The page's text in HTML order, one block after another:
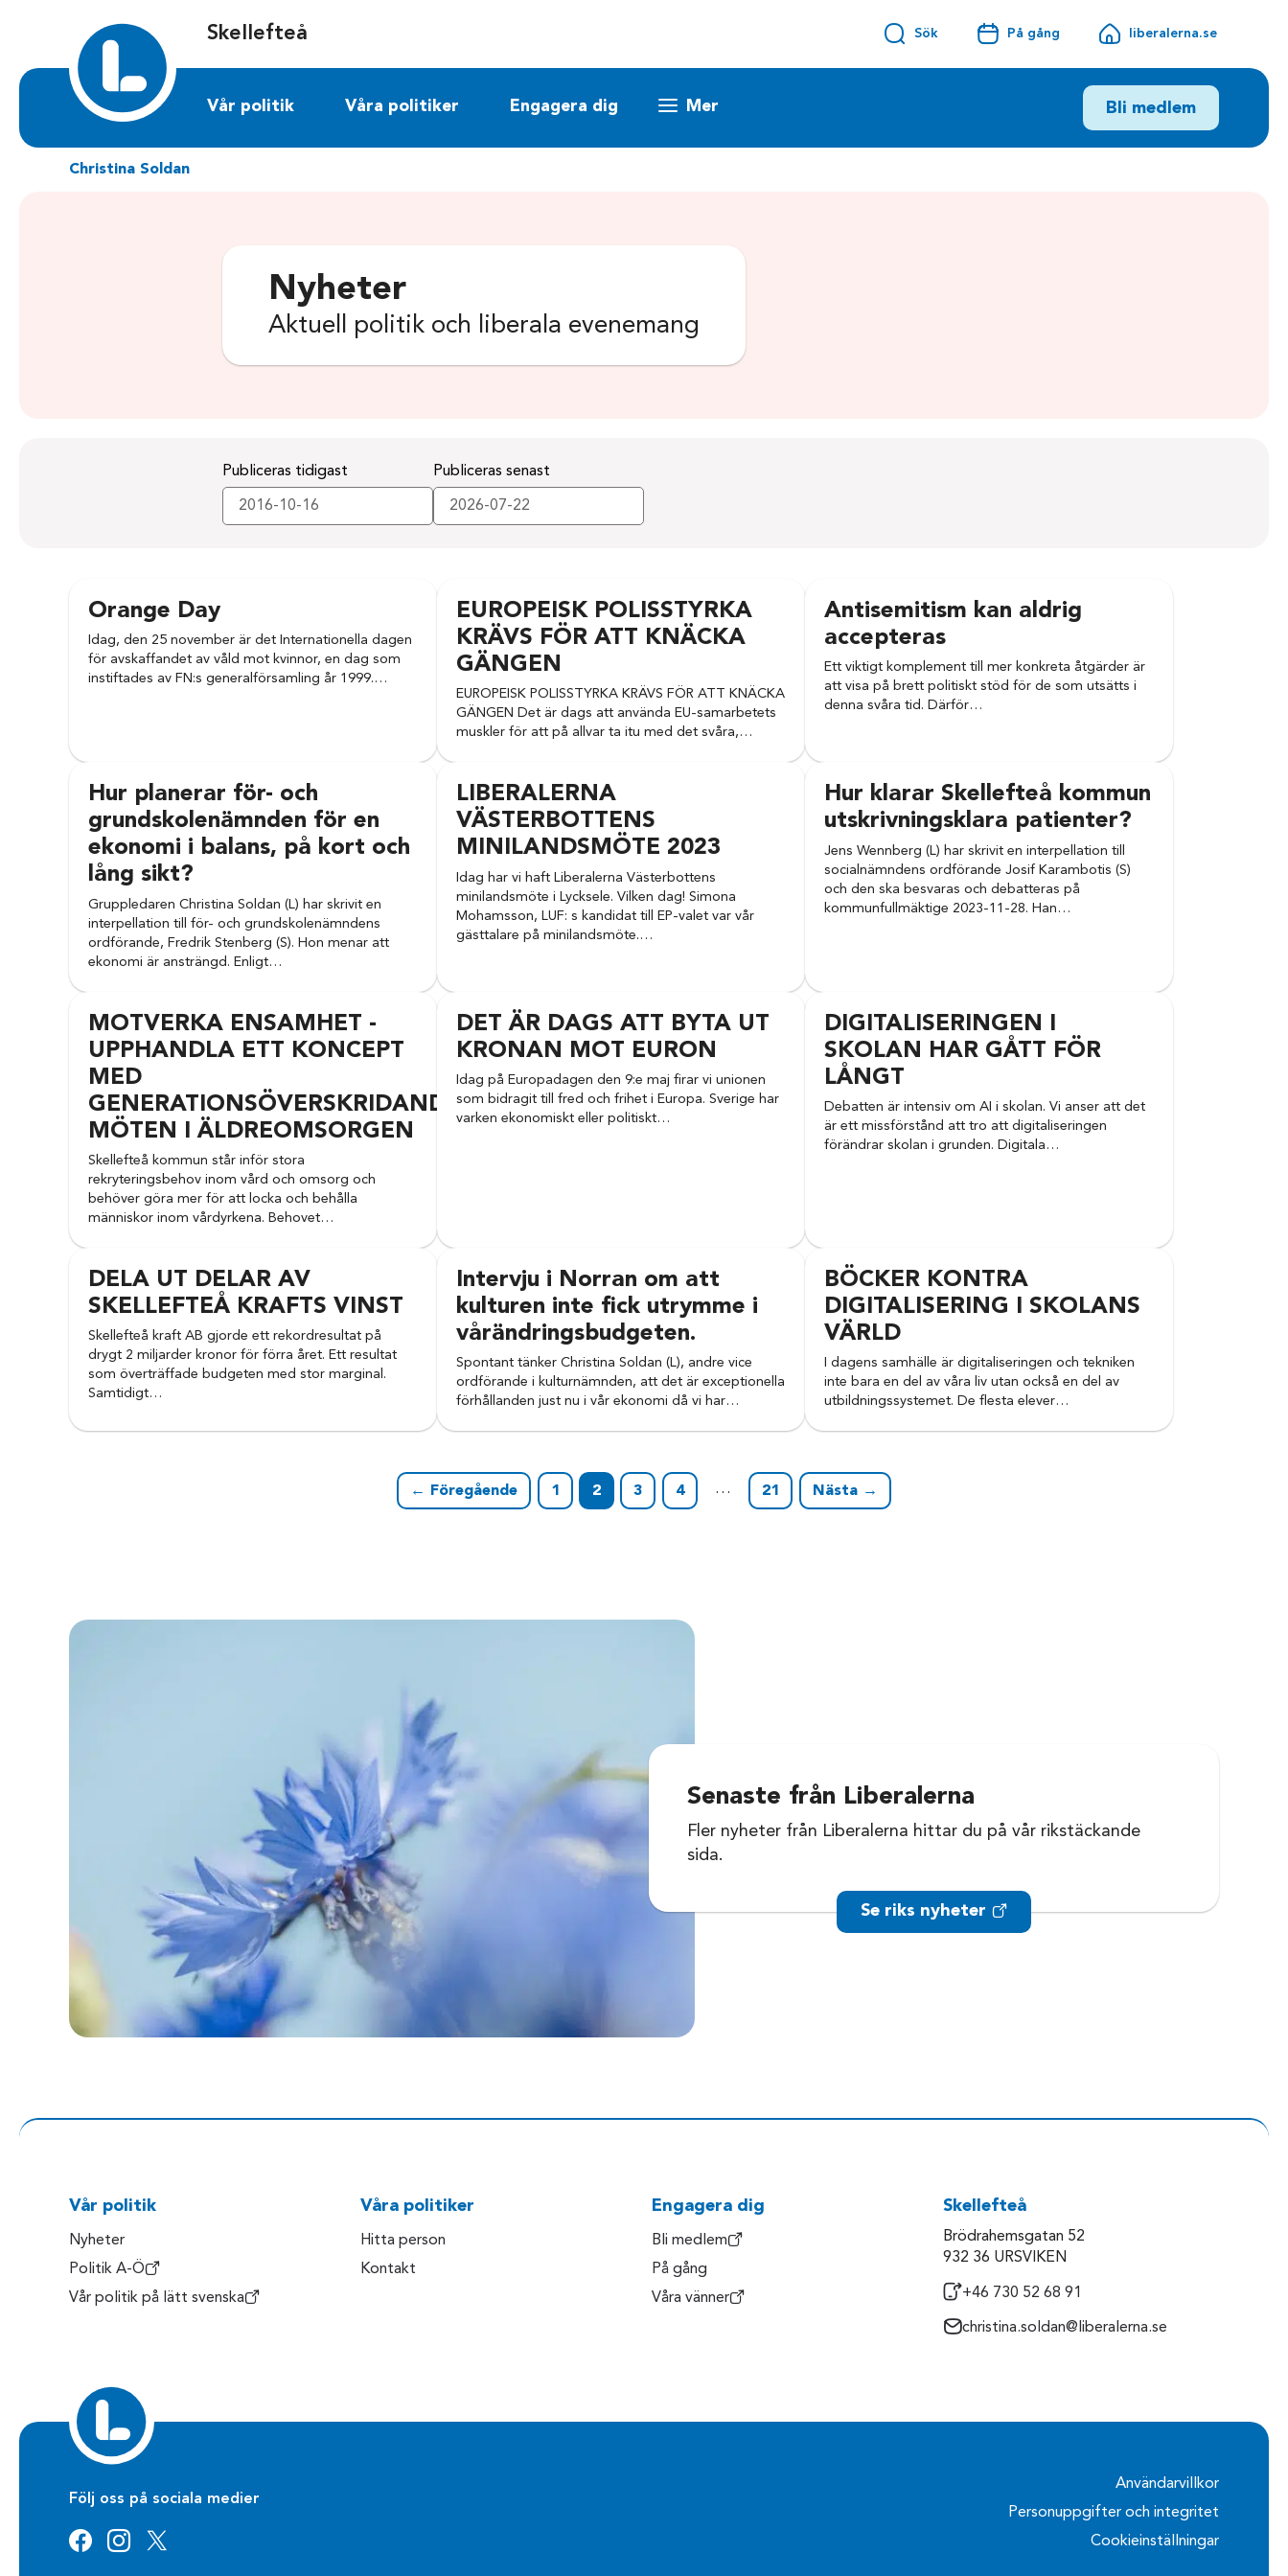
Skellefteå Sök På gång liberalerna.se
Vår politik Våra politiker Engagera dig Mer Bli medlem
Christina Soldan
Nyheter
Aktuell politik och liberala evenemang
Publiceras tidigast Publiceras senast
Orange Day
Idag, den 25 november är det Internationella dagen
för avskaffandet av våld mot kvinnor, en dag som
instiftades av FN:s generalförsamling år 1999.…
EUROPEISK POLISSTYRKA
KRÄVS FÖR ATT KNÄCKA
GÄNGEN
EUROPEISK POLISSTYRKA KRÄVS FÖR ATT KNÄCKA
GÄNGEN Det är dags att använda EU-samarbetets
muskler för att på allvar ta itu med det svåra,…
Antisemitism kan aldrig
accepteras
Ett viktigt komplement till mer konkreta åtgärder är
att visa på brett politiskt stöd för de som utsätts i
denna svåra tid. Därför…
Hur planerar för- och
grundskolenämnden för en
ekonomi i balans, på kort och
lång sikt?
Gruppledaren Christina Soldan (L) har skrivit en
interpellation till för- och grundskolenämndens
ordförande, Fredrik Stenberg (S). Hon menar att
ekonomi är ansträngd. Enligt…
LIBERALERNA
VÄSTERBOTTENS
MINILANDSMÖTE 2023
Idag har vi haft Liberalerna Västerbottens
minilandsmöte i Lycksele. Vilken dag! Simona
Mohamsson, LUF: s kandidat till EP-valet var vår
gästtalare på minilandsmöte.…
Hur klarar Skellefteå kommun
utskrivningsklara patienter?
Jens Wennberg (L) har skrivit en interpellation till
socialnämndens ordförande Josif Karambotis (S)
och den ska besvaras och debatteras på
kommunfullmäktige 2023-11-28. Han…
MOTVERKA ENSAMHET -
UPPHANDLA ETT KONCEPT
MED
GENERATIONSÖVERSKRIDANDE
MÖTEN I ÄLDREOMSORGEN
Skellefteå kommun står inför stora
rekryteringsbehov inom vård och omsorg och
behöver göra mer för att locka och behålla
människor inom vårdyrkena. Behovet…
DET ÄR DAGS ATT BYTA UT
KRONAN MOT EURON
Idag på Europadagen den 9:e maj firar vi unionen
som bidragit till fred och frihet i Europa. Sverige har
varken ekonomiskt eller politiskt…
DIGITALISERINGEN I
SKOLAN HAR GÅTT FÖR
LÅNGT
Debatten är intensiv om AI i skolan. Vi anser att det
är ett missförstånd att tro att digitaliseringen
förändrar skolan i grunden. Digitala…
DELA UT DELAR AV
SKELLEFTEÅ KRAFTS VINST
Skellefteå kraft AB gjorde ett rekordresultat på
drygt 2 miljarder kronor för förra året. Ett resultat
som överträffade budgeten med stor marginal.
Samtidigt…
Intervju i Norran om att
kulturen inte fick utrymme i
vårändringsbudgeten.
Spontant tänker Christina Soldan (L), andre vice
ordförande i kulturnämnden, att det är exceptionella
förhållanden just nu i vår ekonomi då vi har…
BÖCKER KONTRA
DIGITALISERING I SKOLANS
VÄRLD
I dagens samhälle är digitaliseringen och tekniken
inte bara en del av våra liv utan också en del av
utbildningssystemet. De flesta elever…
← Föregående 1 2 3 4 … 21 Nästa →
Senaste från Liberalerna
Fler nyheter från Liberalerna hittar du på vår rikstäckande
sida.
Se riks nyheter
Vår politik
Nyheter
Politik A-Ö
Vår politik på lätt svenska
Våra politiker
Hitta person
Kontakt
Engagera dig
Bli medlem
På gång
Våra vänner
Skellefteå
Brödrahemsgatan 52
932 36 URSVIKEN
+46 730 52 68 91
christina.soldan@liberalerna.se
Följ oss på sociala medier
Användarvillkor
Personuppgifter och integritet
Cookieinställningar